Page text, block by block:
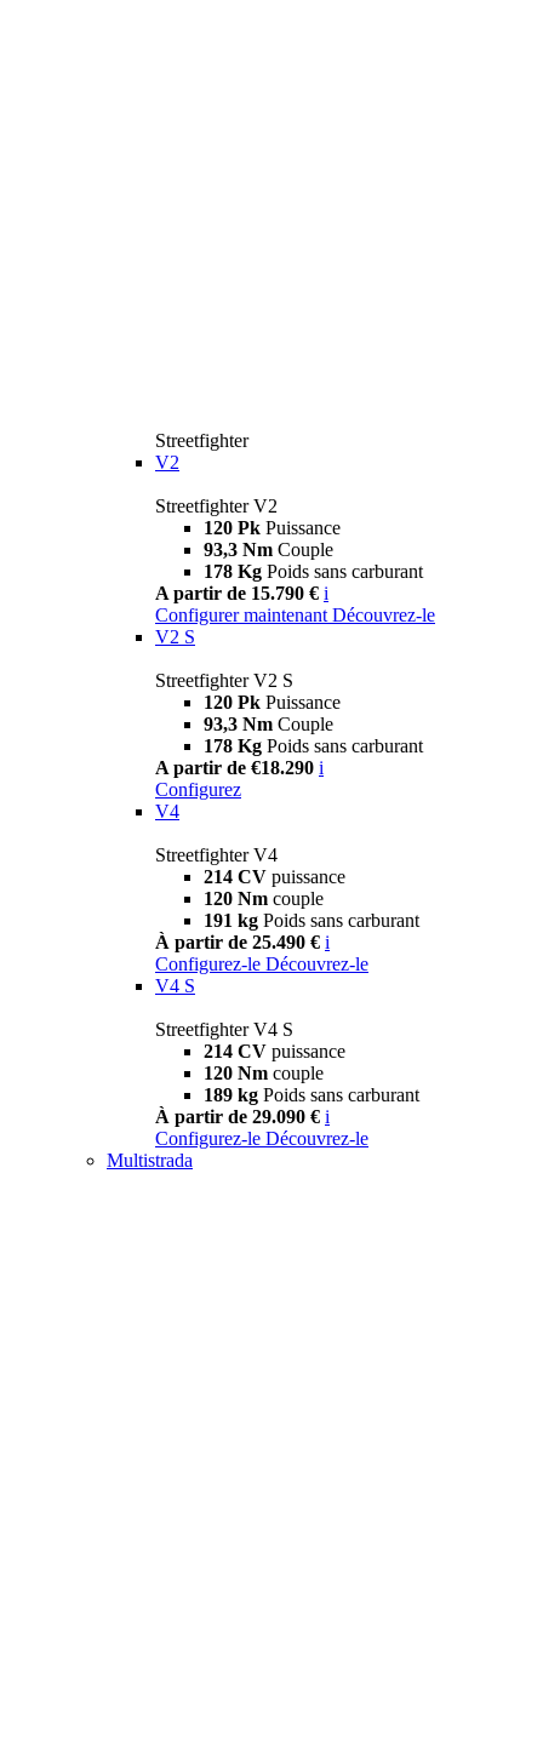
Streetfighter
V2
Streetfighter V2
120 Pk Puissance
93,3 Nm Couple
178 Kg Poids sans carburant
A partir de 15.790 € i
Configurer maintenant Découvrez-le
V2 S
Streetfighter V2 S
120 Pk Puissance
93,3 Nm Couple
178 Kg Poids sans carburant
A partir de €18.290 i
Configurez
V4
Streetfighter V4
214 CV puissance
120 Nm couple
191 kg Poids sans carburant
À partir de 25.490 € i
Configurez-le Découvrez-le
V4 S
Streetfighter V4 S
214 CV puissance
120 Nm couple
189 kg Poids sans carburant
À partir de 29.090 € i
Configurez-le Découvrez-le
Multistrada